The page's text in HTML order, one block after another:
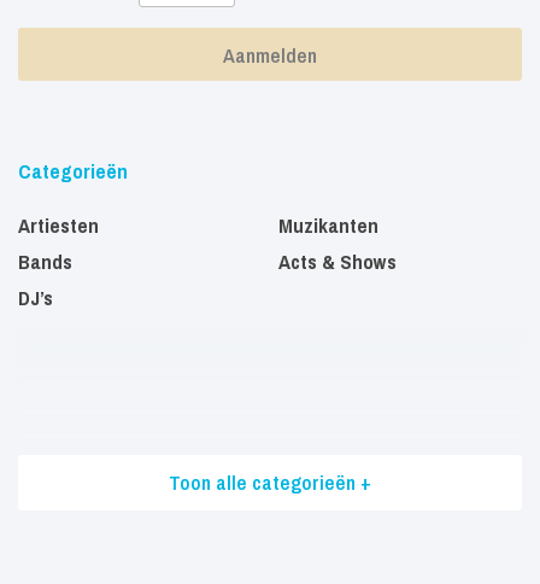
Categorieën
Artiesten
Bands
DJ’s
Muzikanten
Acts & Shows
Toon alle categorieën +